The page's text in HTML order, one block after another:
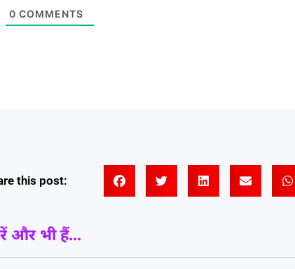
0 COMMENTS
this post:
और भी हैं...